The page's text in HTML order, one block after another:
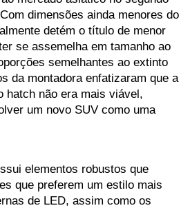
dimensões ainda menores do
detém o título de menor
se assemelha em tamanho ao
semelhantes ao extinto
da montadora enfatizaram que a
hatch não era mais viável,
um novo SUV como uma
elementos robustos que
que preferem um estilo mais
de LED, assim como os